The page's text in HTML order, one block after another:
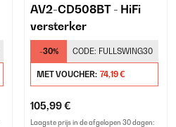
AV2-CD508BT - HiFi
versterker
-30% CODE: FULLSWING30
MET VOUCHER: 74,19 €
105,99 €
Laagste prijs in de afgelopen 30 dagen: